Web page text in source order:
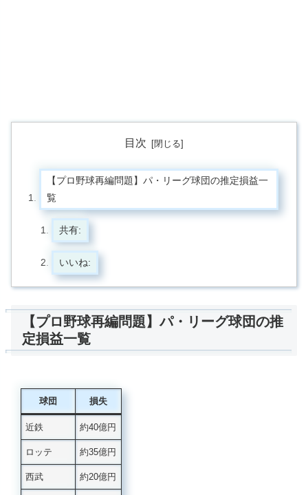
目次
【プロ野球再編問題】パ・リーグ球団の推定損益一
覧
共有:
いいね:
【プロ野球再編問題】パ・リーグ球団の推
定損益一覧
球団 損失
近鉄 約40億円
ロッテ 約35億円
西武 約20億円